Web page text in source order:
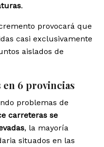
.
provocará que
casi exclusivamente
aislados de
en 6 provincias
problemas de
carreteras se
, la mayoría
situados en las